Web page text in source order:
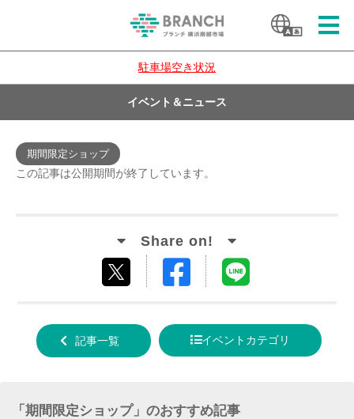
駐車場空き状況
イベント＆ニュース
期間限定ショップ
この記事は公開期間が終了しています。
する
Facebook
る
記事一覧 イベントカテゴリ
「期間限定ショップ」のおすすめ記事